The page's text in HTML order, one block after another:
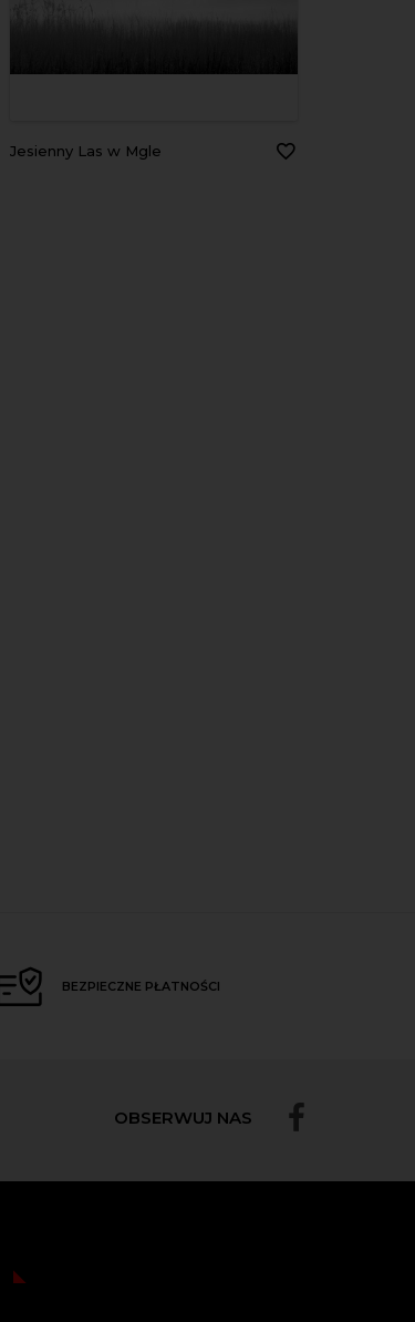
Jesienny Las w Mgle
BEZPIECZNE PŁATNOŚCI
OBSERWUJ NAS